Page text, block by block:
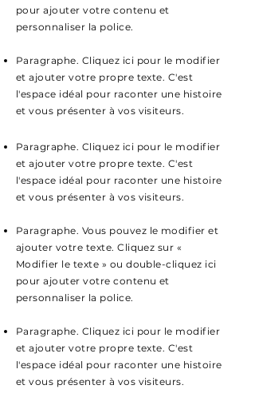
pour ajouter votre contenu et
personnaliser la police.
Paragraphe. Cliquez ici pour le modifier
et ajouter votre propre texte. C'est
l'espace idéal pour raconter une histoire
et vous présenter à vos visiteurs.
Paragraphe. Cliquez ici pour le modifier
et ajouter votre propre texte. C'est
l'espace idéal pour raconter une histoire
et vous présenter à vos visiteurs.
Paragraphe. Vous pouvez le modifier et
ajouter votre texte. Cliquez sur «
Modifier le texte » ou double-cliquez ici
pour ajouter votre contenu et
personnaliser la police.
Paragraphe. Cliquez ici pour le modifier
et ajouter votre propre texte. C'est
l'espace idéal pour raconter une histoire
et vous présenter à vos visiteurs.